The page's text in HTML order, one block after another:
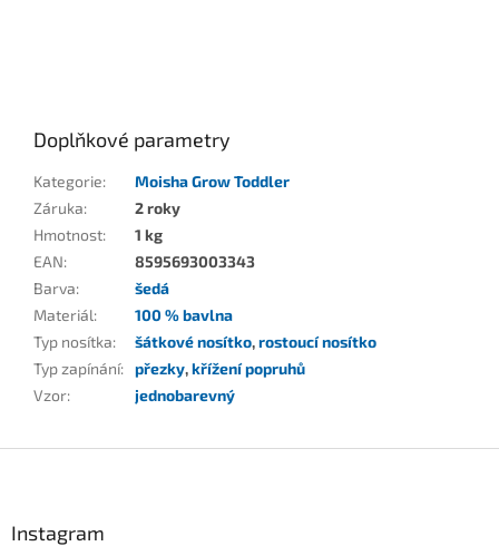
Doplňkové parametry
Kategorie:
Moisha Grow Toddler
Záruka:
2 roky
Hmotnost:
1 kg
EAN:
8595693003343
Barva:
šedá
Materiál:
100 % bavlna
Typ nosítka: šátkové nosítko,rostoucí nosítko
Typ zapínání: přezky,křížení popruhů
Vzor: jednobarevný
Instagram